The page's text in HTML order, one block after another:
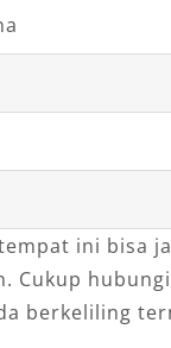
ini bisa
Cukup
berkeliling